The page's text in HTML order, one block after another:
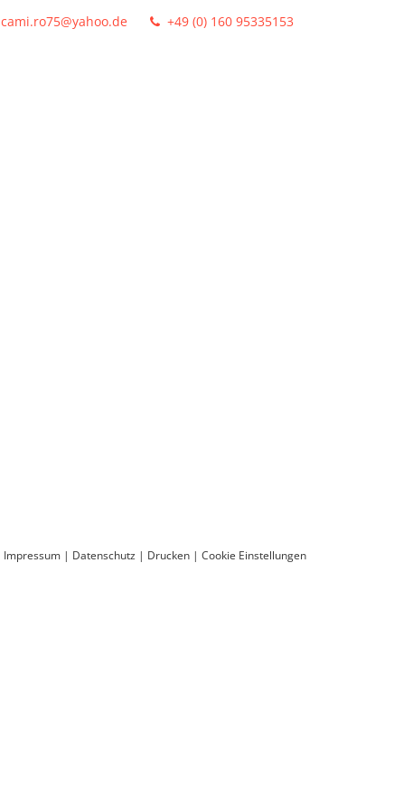
cami.ro75@yahoo.de +49 (0) 160 95335153
Impressum | Datenschutz | Drucken | Cookie Einstellungen